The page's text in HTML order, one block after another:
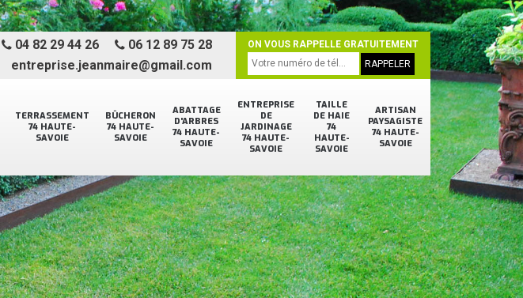
TERRASSEMENT
74 HAUTE-
SAVOIE
BÛCHERON
74 HAUTE-
SAVOIE
ABATTAGE
D'ARBRES
74 HAUTE-
SAVOIE
ENTREPRISE
DE
JARDINAGE
74 HAUTE-
SAVOIE
TAILLE
DE HAIE
74
HAUTE-
SAVOIE
ARTISAN
PAYSAGISTE
74 HAUTE-
SAVOIE
04 82 29 44 26
06 12 89 75 28
entreprise.jeanmaire@gmail.com
ON VOUS RAPPELLE GRATUITEMENT